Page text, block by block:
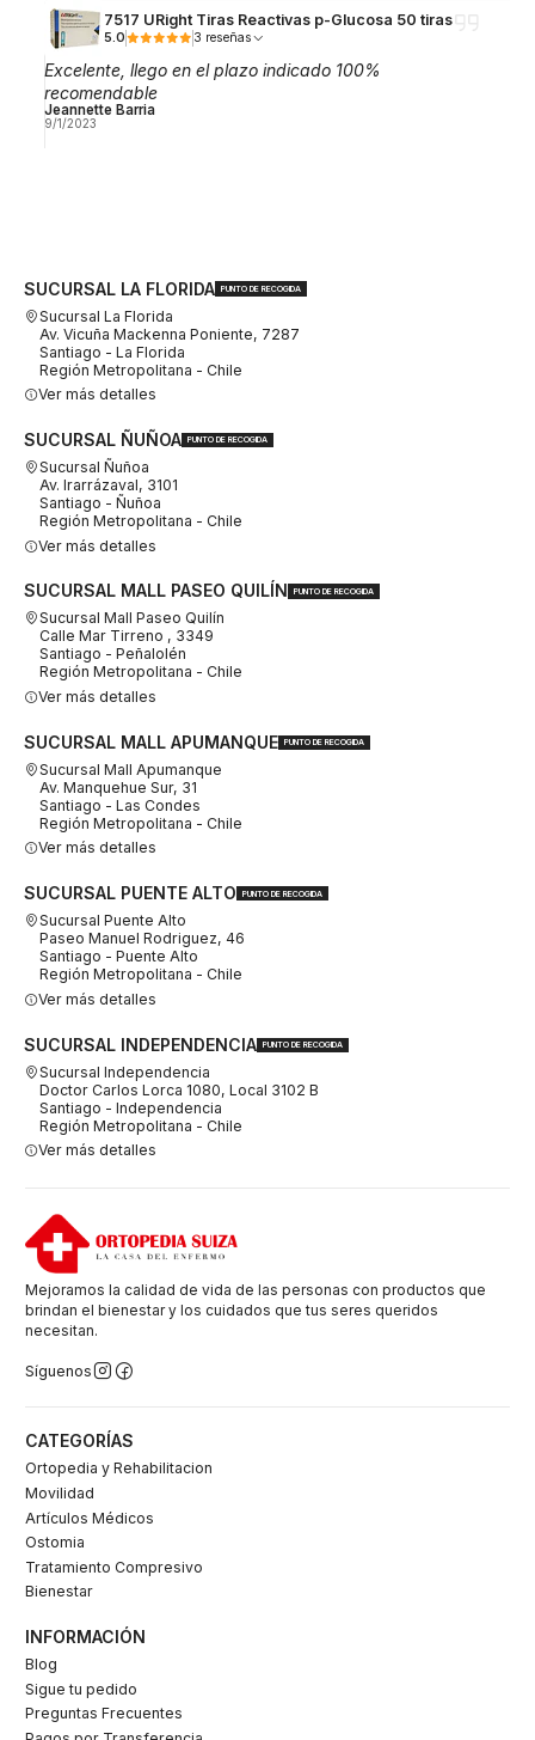
7517 URight Tiras Reactivas p-Glucosa 50 tiras
5.0 3 reseñas
Excelente, llego en el plazo indicado 100%
recomendable
Jeannette Barria
9/1/2023
SUCURSAL LA FLORIDA PUNTO DE RECOGIDA
Sucursal La Florida
Av. Vicuña Mackenna Poniente, 7287
Santiago - La Florida
Región Metropolitana - Chile
Ver más detalles
SUCURSAL ÑUÑOA PUNTO DE RECOGIDA
Sucursal Ñuñoa
Av. Irarrázaval, 3101
Santiago - Ñuñoa
Región Metropolitana - Chile
Ver más detalles
SUCURSAL MALL PASEO QUILÍN PUNTO DE RECOGIDA
Sucursal Mall Paseo Quilín
Calle Mar Tirreno , 3349
Santiago - Peñalolén
Región Metropolitana - Chile
Ver más detalles
SUCURSAL MALL APUMANQUE PUNTO DE RECOGIDA
Sucursal Mall Apumanque
Av. Manquehue Sur, 31
Santiago - Las Condes
Región Metropolitana - Chile
Ver más detalles
SUCURSAL PUENTE ALTO PUNTO DE RECOGIDA
Sucursal Puente Alto
Paseo Manuel Rodriguez, 46
Santiago - Puente Alto
Región Metropolitana - Chile
Ver más detalles
SUCURSAL INDEPENDENCIA PUNTO DE RECOGIDA
Sucursal Independencia
Doctor Carlos Lorca 1080, Local 3102 B
Santiago - Independencia
Región Metropolitana - Chile
Ver más detalles
Mejoramos la calidad de vida de las personas con productos que
brindan el bienestar y los cuidados que tus seres queridos
necesitan.
Síguenos
CATEGORÍAS
Ortopedia y Rehabilitacion
Movilidad
Artículos Médicos
Ostomia
Tratamiento Compresivo
Bienestar
INFORMACIÓN
Blog
Sigue tu pedido
Preguntas Frecuentes